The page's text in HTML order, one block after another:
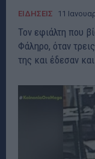
ΕΙΔΗΣΕΙΣ 11
Τον εφιάλτη που
Φάληρο, όταν
της και έδεσαν